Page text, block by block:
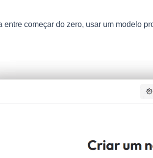
entre começar do zero, usar um modelo